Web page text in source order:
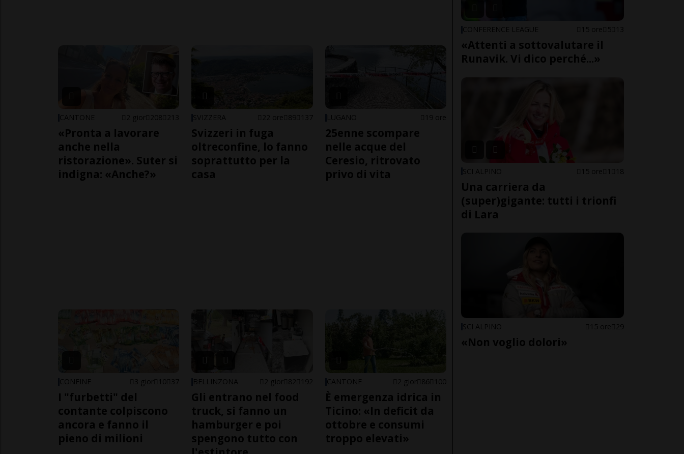
CANTONE 2 gior 208 213
«Pronta a lavorare
anche nella
ristorazione». Suter si
indigna: «Anche?»
SVIZZERA 22 ore 89 137
Svizzeri in fuga
oltreconfine, lo fanno
soprattutto per la
casa
LUGANO 19 ore
25enne scompare
nelle acque del
Ceresio, ritrovato
privo di vita
CONFINE 3 gior 10 37
I "furbetti" del
contante colpiscono
ancora e fanno il
pieno di milioni
BELLINZONA 2 gior 82 192
Gli entrano nel food
truck, si fanno un
hamburger e poi
spengono tutto con
CANTONE 2 gior 86 100
È emergenza idrica in
Ticino: «In deficit da
ottobre e consumi
troppo elevati»
CONFERENCE LEAGUE 15 ore 5 13
«Attenti a sottovalutare il
Runavik. Vi dico perché...»
SCI ALPINO 15 ore 1 18
Una carriera da
(super)gigante: tutti i trionfi
di Lara
SCI ALPINO 15 ore 29
«Non voglio dolori»